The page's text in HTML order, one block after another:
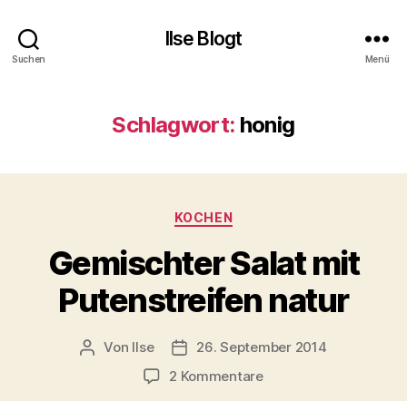
Suchen
Ilse Blogt
Menü
Schlagwort: honig
Kategorien
KOCHEN
Gemischter Salat mit
Putenstreifen natur
Beitragsautor
Von Ilse Beitragsdatum
26. September 2014
2 Kommentarezu